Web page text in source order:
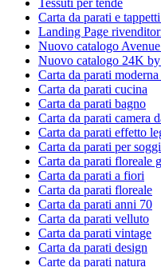
Tessuti per tende
Carta da parati e
Landing Page
Nuovo catalogo
Nuovo catalogo 24K
Carta da parati
Carta da parati cucina
Carta da parati bagno
Carta da parati camera
Carta da parati effetto
Carta da parati per
Carta da parati floreale
Carta da parati a fiori
Carta da parati floreale
Carta da parati anni 70
Carta da parati velluto
Carta da parati vintage
Carta da parati design
Carte da parati natura